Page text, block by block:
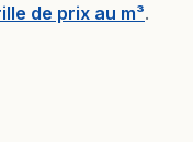
de prix au m³.